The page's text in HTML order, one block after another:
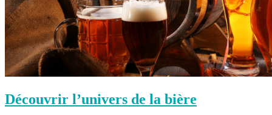
Découvrir l’univers de la bière